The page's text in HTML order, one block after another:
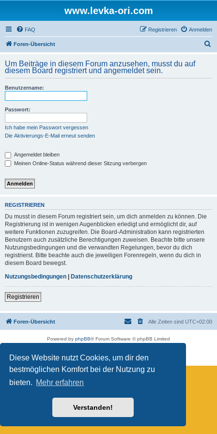
Diese Website nutzt Cookies, um dir den
bestmöglichen Komfort bei der Nutzung zu
bieten. Mehr erfahren
Verstanden!
www.levka-ori.com
FAQ Anmelden
Registrieren
Foren-Übersicht
h
Um Beiträge in diesem Forum anzusehen, musst du auf
diesem Board registriert und angemeldet sein.
Benutzername:
Passwort:
Ich habe mein Passwort vergessen
Die Aktivierungs-E-Mail erneut senden
Angemeldet bleiben
Meinen Online-Status während dieser Sitzung verbergen
REGISTRIEREN
Du musst in diesem Forum registriert sein, um dich anmelden zu können. Die
Registrierung ist in wenigen Augenblicken erledigt und ermöglicht dir, auf
weitere Funktionen zuzugreifen. Die Board-Administration kann registrierten
Benutzern auch zusätzliche Berechtigungen zuweisen. Beachte bitte unsere
Nutzungsbedingungen und die verwandten Regelungen, bevor du dich
registrierst. Bitte beachte auch die jeweiligen Forenregeln, wenn du dich in
diesem Board bewegst.
Nutzungsbedingungen | Datenschutzerklärung
Registrieren
Foren-Übersicht Alle Zeiten sind UTC+02:00
Powered by phpBB® Forum Software © phpBB Limited
Datenschutz|Nutzungsbedingungen